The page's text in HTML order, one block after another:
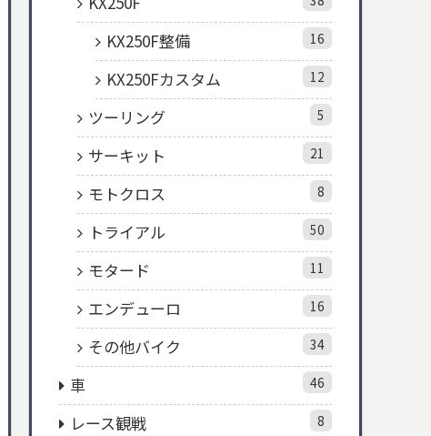
KX250F整備 16
KX250Fカスタム 12
ツーリング 5
サーキット 21
モトクロス 8
トライアル 50
モタード 11
エンデューロ 16
その他バイク 34
車 46
レース観戦 8